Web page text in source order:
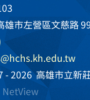
雄市左營區文慈路
- 2026高雄市立新
NetView